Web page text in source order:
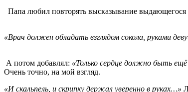
Папа любил повторять высказывание
«Врач должен обладать взглядом сокола, руками
А потом добавлял: «Только сердце должно быть
Очень точно, на мой взгляд.
«И скальпель, и скрипку держал уверенно в руках…»